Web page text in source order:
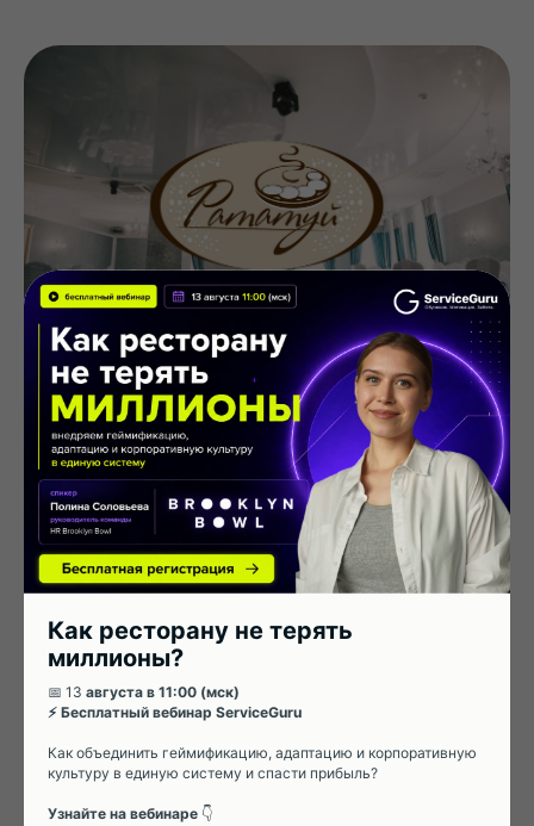
Онлайн-помощник по
обучению: как в «Рататуе»
выстроили сервис и
мотивацию через
ServiceGuru?
Кейс ресторанного комплекса "Рататуй"
(Ульяновск) про уникальную систему обучения и
мотивации, работу с Сервис-менеджером
ServiceGuru, HR и удержание.
21.05.2025 РЕСТОРАНЫ
Как ресторану не терять
миллионы?
📅 13 августа в 11:00 (мск)
⚡ Бесплатный вебинар ServiceGuru
Как объединить геймификацию, адаптацию и корпоративную
культуру в единую систему и спасти прибыль?
Узнайте на вебинаре 👇